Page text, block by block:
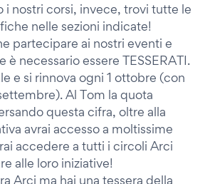
i nostri corsi, invece, trovi tutte le
nelle sezioni indicate!
partecipare ai nostri eventi e
è necessario essere TESSERATI.
e si rinnova ogni 1 ottobre (con
Al Tom la quota
questa cifra, oltre alla
avrai accesso a moltissime
accedere a tutti i circoli Arci
alle loro iniziative!
Arci ma hai una tessera della